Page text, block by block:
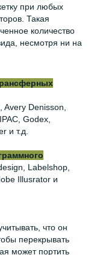
при любых
Такая
количество
несмотря ни на
Denisson,
Godex,
и т.д.
Labelshop,
Illusrator и
что он
перекрывать
может портить